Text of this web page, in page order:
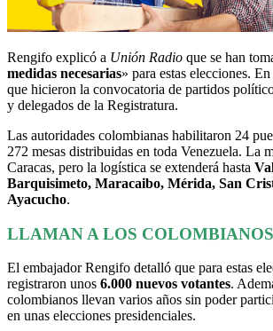
Rengifo explicó a Unión Radio que se han
medidas necesarias» para estas elecciones.
que hicieron la convocatoria de partidos
y delegados de la Registratura.
Las autoridades colombianas habilitaron 24
272 mesas distribuidas en toda Venezuela. La
Caracas, pero la logística se extenderá hasta
Barquisimeto, Maracaibo, Mérida, San
Ayacucho.
LLAMAN A LOS
El embajador Rengifo detalló que para estas
registraron unos 6.000 nuevos votantes.
colombianos llevan varios años sin poder
en unas elecciones presidenciales.